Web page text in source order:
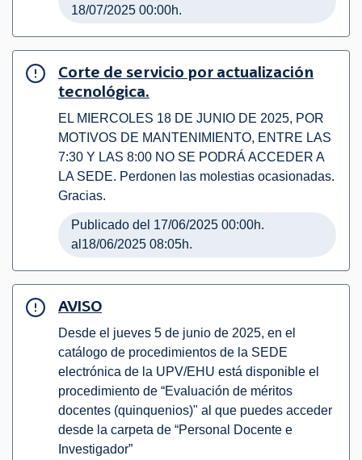
18/07/2025 00:00h.
Corte de servicio por actualización
tecnológica.
EL MIERCOLES 18 DE JUNIO DE 2025, POR
MOTIVOS DE MANTENIMIENTO, ENTRE LAS
7:30 Y LAS 8:00 NO SE PODRÁ ACCEDER A
LA SEDE. Perdonen las molestias ocasionadas.
Gracias.
Publicado del 17/06/2025 00:00h.
al18/06/2025 08:05h.
AVISO
Desde el jueves 5 de junio de 2025, en el
catálogo de procedimientos de la SEDE
electrónica de la UPV/EHU está disponible el
procedimiento de “Evaluación de méritos
docentes (quinquenios)" al que puedes acceder
desde la carpeta de “Personal Docente e
Investigador”